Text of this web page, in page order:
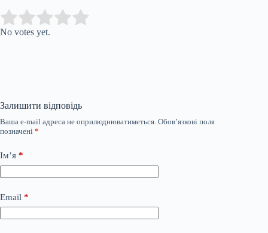
Rate this item:
No votes yet.
Залишити відповідь
Ваша e-mail адреса не оприлюднюватиметься. Обов’язкові поля
позначені *
Ім’я *
Email *